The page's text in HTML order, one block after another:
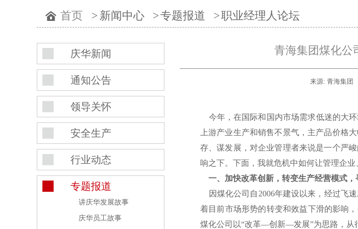
首页 > 新闻中心 >专题报道 >职业经理人论坛
庆华新闻
通知公告
领导关怀
安全生产
行业动态
专题报道
讲庆华发展故事
庆华员工故事
青海集团煤化
来源: 青海集团
今年，在国际和国内市场需求低迷的大
上游产业生产和销售不景气，主产品价格
存、谋发展，对企业管理者来说是一个严
响之下。下面，我就危机中如何让管理企
一、加快改革创新，转变生产经营模式
因煤化公司自2006年建设以来，经过飞
着目前市场形势的转变和效益下滑的影响
煤化公司以“改革—创新—发展”为思路，从